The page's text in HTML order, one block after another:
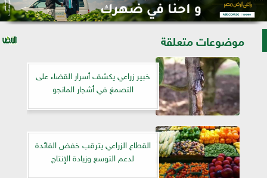
موضوعات متعلقة
خبير زراعي يكشف أسرار القضاء على
التصمغ في أشجار المانجو
القطاع الزراعي يترقب خفض الفائدة
لدعم التوسع وزيادة الإنتاج